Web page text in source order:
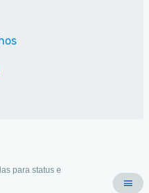
para status e